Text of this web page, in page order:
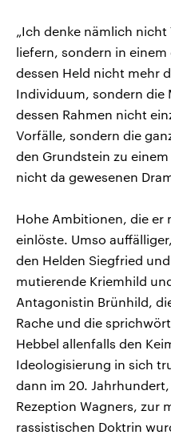
„Ich denke nämlich
liefern, sondern in
dessen Held nicht mehr
Individuum, sondern die
dessen Rahmen nicht
Vorfälle, sondern die
den Grundstein zu
nicht da gewesenen
Hohe Ambitionen, die er
einlöste. Umso
den Helden Siegfried
mutierende Kriemhild
Antagonistin Brünhild,
Rache und die
Hebbel allenfalls den
Ideologisierung in sich
dann im 20.
Rezeption Wagners, zur
rassistischen Doktrin